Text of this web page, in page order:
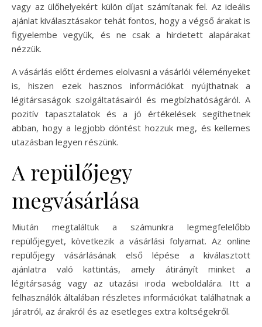
vagy az ülőhelyekért külön díjat számítanak fel. Az ideális
ajánlat kiválasztásakor tehát fontos, hogy a végső árakat is
figyelembe vegyük, és ne csak a hirdetett alapárakat
nézzük.
A vásárlás előtt érdemes elolvasni a vásárlói véleményeket
is, hiszen ezek hasznos információkat nyújthatnak a
légitársaságok szolgáltatásairól és megbízhatóságáról. A
pozitív tapasztalatok és a jó értékelések segíthetnek
abban, hogy a legjobb döntést hozzuk meg, és kellemes
utazásban legyen részünk.
A repülőjegy
megvásárlása
Miután megtaláltuk a számunkra legmegfelelőbb
repülőjegyet, következik a vásárlási folyamat. Az online
repülőjegy vásárlásának első lépése a kiválasztott
ajánlatra való kattintás, amely átirányít minket a
légitársaság vagy az utazási iroda weboldalára. Itt a
felhasználók általában részletes információkat találhatnak a
járatról, az árakról és az esetleges extra költségekről.